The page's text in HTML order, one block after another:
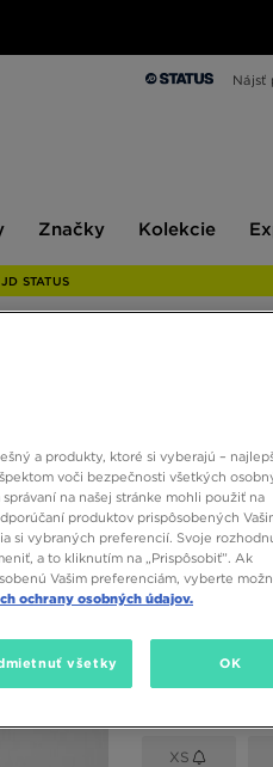
Nájsť
Značky Kolekcie
STATUS
ADIDAS
32,00 €
Čierna
XS
a produkty, ktoré si vyberajú –
voči bezpečnosti všetkých
na našej stránke mohli použiť na
produktov prispôsobených
si vybraných preferencií. Svoje
a to kliknutím na „Prispôsobiť”. Ak
Vašim preferenciám, vyberte
ochrany osobných údajov.
všetky OK